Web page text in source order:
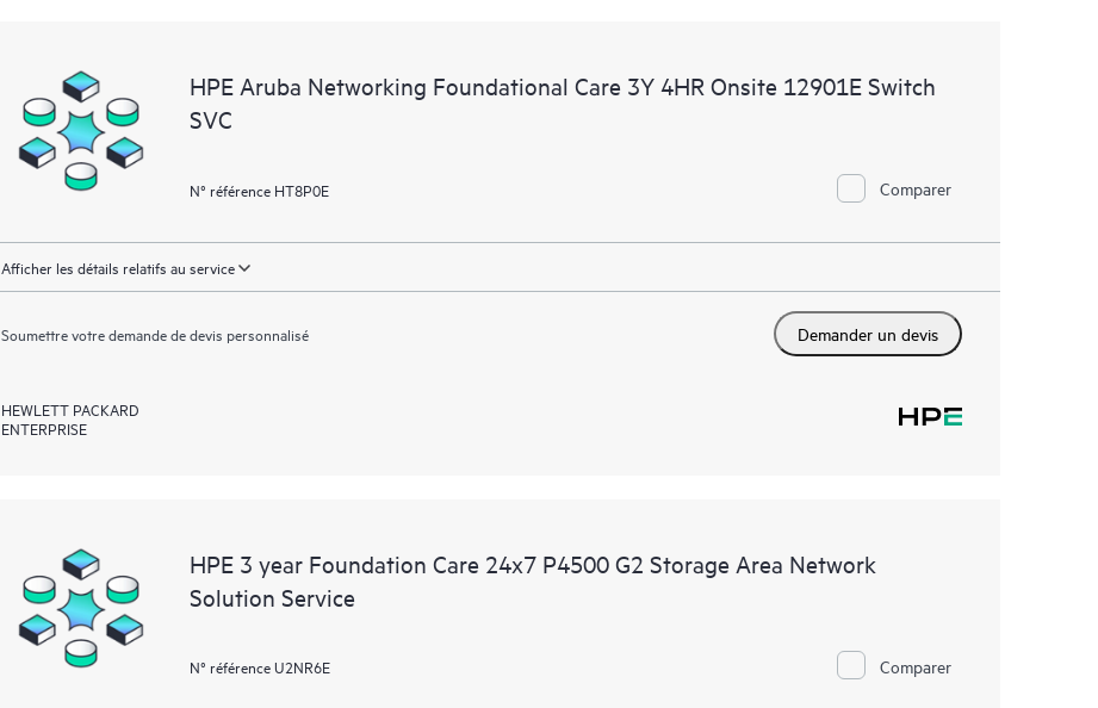
HPE Aruba Networking Foundational Care 3Y 4HR Onsite 12901E Switch
SVC
N° référence HT8P0E Comparer
Afficher les détails relatifs au service
Soumettre votre demande de devis personnalisé Demander un devis
HEWLETT PACKARD
ENTERPRISE
HPE 3 year Foundation Care 24x7 P4500 G2 Storage Area Network
Solution Service
N° référence U2NR6E Comparer